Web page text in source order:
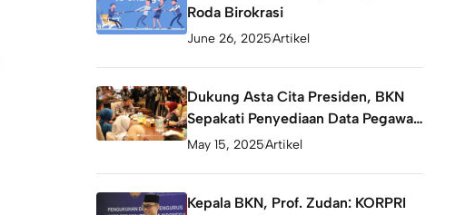
Roda Birokrasi
June 26, 2025Artikel
Dukung Asta Cita Presiden, BKN
Sepakati Penyediaan Data Pegawai
ASN Untuk Program Rumah Subsidi
May 15, 2025Artikel
Kepala BKN, Prof. Zudan: KORPRI